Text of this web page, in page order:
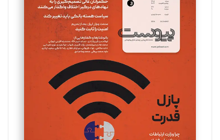
سروش کرمیان
تحریریه
مینا پاکدل
یسنا امان‌پور
تحریریه